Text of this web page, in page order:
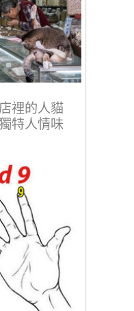
裡的人貓
特人情味